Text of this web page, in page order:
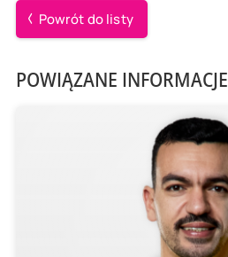
Powrót do listy
POWIĄZANE INFORMACJE